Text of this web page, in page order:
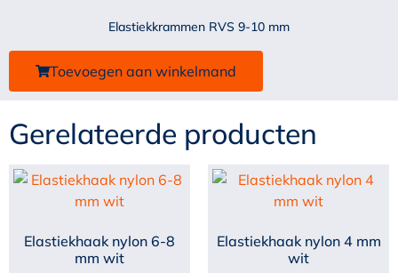
Elastiekkrammen RVS 9-10 mm
Toevoegen aan winkelmand
Gerelateerde producten
Elastiekhaak nylon 6-8
mm wit
Elastiekhaak nylon 4 mm
wit